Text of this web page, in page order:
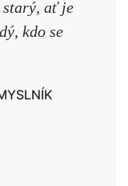
starý, ať je
kdo se